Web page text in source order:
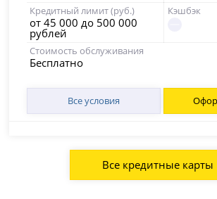
Кредитный лимит (руб.)
от 45 000 до 500 000
рублей
Кэшбэк
Стоимость обслуживания
Бесплатно
Все условия
Все кредитные карты